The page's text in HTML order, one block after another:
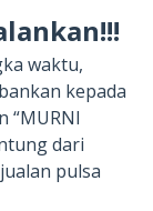
waktu,
kepada
“MURNI
dari
pulsa